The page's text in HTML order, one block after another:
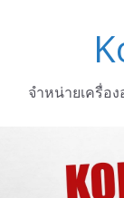
จำหน่ายเครื่อ